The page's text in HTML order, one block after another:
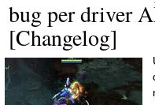
bug per driver
[Changelog]